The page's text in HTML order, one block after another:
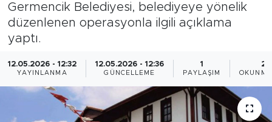
Germencik Belediyesi, belediyeye yönelik
düzenlenen operasyonla ilgili açıklama
yaptı.
12.05.2026 - 12:32
YAYINLANMA
12.05.2026 - 12:36
GÜNCELLEME
1
PAYLAŞIM
2